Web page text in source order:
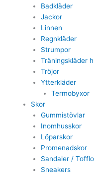
Badkläder
Jackor
Linnen
Regnkläder
Strumpor
Träningskläder
Tröjor
Ytterkläder
Termobyxor
Skor
Gummistövlar
Inomhusskor
Löparskor
Promenadskor
Sandaler /
Sneakers